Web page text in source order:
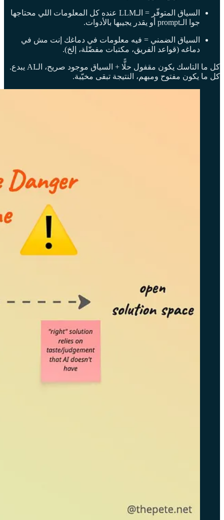
السياق المتوفّر = الـLLM عنده كل المعلومات اللي محتاجها
جوا الـprompt أو يقدر يجيبها بالأدوات.
السياق الضمني = فيه معلومات في دماغك إنت مش في
دماغه (قواعد الفريق، مكتبات مفضّلة، إلخ).
كل ما التاسك يكون مقفول حلًّا + السياق موجود صريح، الـAI يبدع.
كل ما يكون مفتوح ومبهم، النتيجة تبقى مخيّبة.